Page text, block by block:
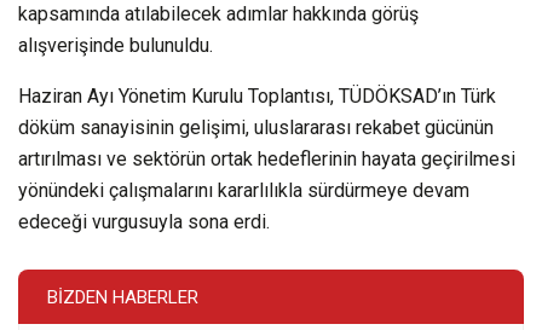
kapsamında atılabilecek adımlar hakkında görüş
alışverişinde bulunuldu.
Haziran Ayı Yönetim Kurulu Toplantısı, TÜDÖKSAD’ın Türk
döküm sanayisinin gelişimi, uluslararası rekabet gücünün
artırılması ve sektörün ortak hedeflerinin hayata geçirilmesi
yönündeki çalışmalarını kararlılıkla sürdürmeye devam
edeceği vurgusuyla sona erdi.
BIZDEN HABERLER